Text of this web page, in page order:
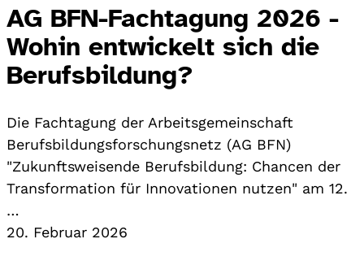
AG BFN-Fachtagung 2026 -
Wohin entwickelt sich die
Berufsbildung?
Die Fachtagung der Arbeitsgemeinschaft
Berufsbildungsforschungsnetz (AG BFN)
"Zukunftsweisende Berufsbildung: Chancen der
Transformation für Innovationen nutzen" am 12.
…
20. Februar 2026